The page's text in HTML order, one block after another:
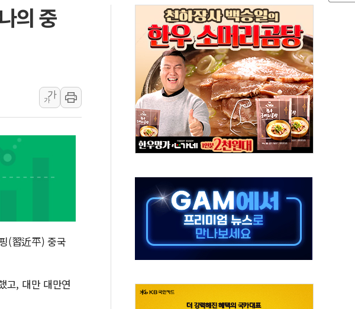
'화합' 꺼낸 김민석에 '뻔뻔' 받아친 정청래…제주 연설서 신경전 고조
李대통령, ISA 개편 재검토 지시…與 "적극 환영"·野 "졸속 국정"
동해중부 전 해상 풍랑주의보…10일까지 최대 3.5m 높은 물결
연일 폭염에 온열질환 사망 23명…정부, 비상대응기구 가동
中 전방위 아파트 부양, 수도 베이징도 부동산 규제 철폐
인제 용대리 계곡서 수위 상승으로 피서객 7명 고립…전원 구조
동해시, 11~14일 '별똥별 멍' 운영…페르세우스 유성우 관측
강원 중·남부 동해안 시간당 50mm 이상 폭우…호우경보 발효
청양 밭에서 일하던 90대 숨져…온열질환 여부 조사
李대통령, 'ISA·주가누르기 방지법' 전면 재검토 지시
의 중
가
가
(習近平) 중국
고, 대만 대만연